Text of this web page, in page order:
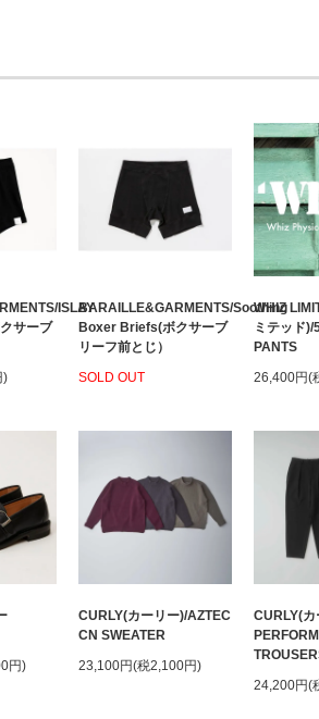
ISLAY
サーブ
)
BARAILLE&GARMENTS/Soothing
Boxer Briefs(ボクサーブ
リーフ前とじ）
SOLD OUT
WHIZ
ミテッド)/
PANTS
26,400円(
円)
CURLY(カーリー)/AZTEC
CN SWEATER
23,100円(税2,100円)
CURLY(カ
24,200円(